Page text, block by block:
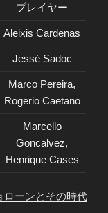
プレイヤー
Aleixis Cardenas
Jessé Sadoc
Marco Pereira,
Rogerio Caetano
Marcello
Goncalvez,
Henrique Cases
ローンとその時代